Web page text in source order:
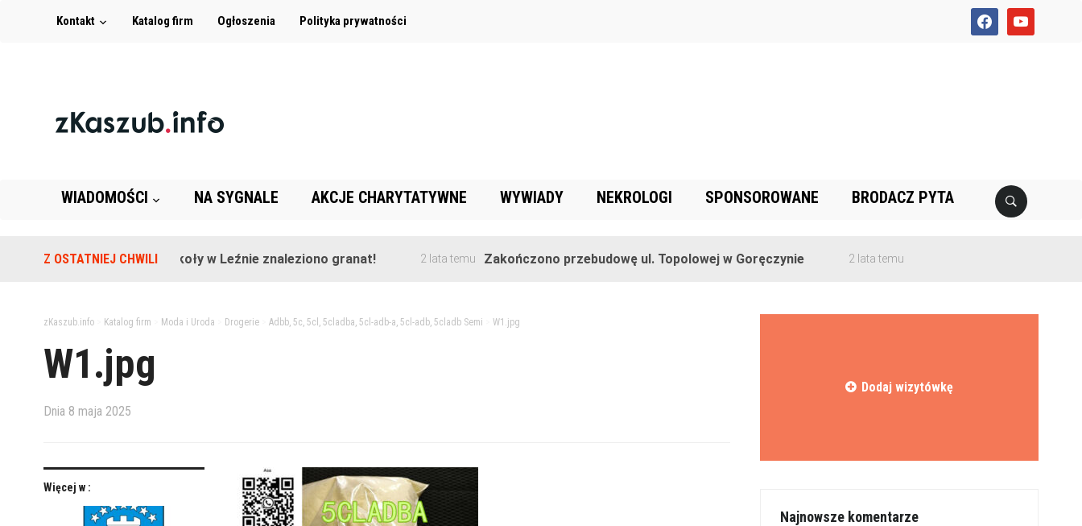
facebookyoutube
Kontakt Katalog firm Ogłoszenia Polityka prywatności
WIADOMOŚCI NA SYGNALE AKCJE CHARYTATYWNE WYWIADY NEKROLOGI SPONSOROWANE BRODACZ PYTA
Z OSTATNIEJ CHWILI
Na terenie szkoły w Leźnie znaleziono granat! 2 lata temu Zakończono przebudowę ul. Topolowej w Goręczynie 2 lata temu
zKaszub.info> Katalog firm Moda i Uroda Drogerie> Adbb, 5c, 5cl, 5cladba, 5cl-adb-a, 5cl-adb, 5cladb Semi W1.jpg
W1.jpg
Dnia 8 maja 2025
Więcej w :
Dodaj wizytówkę
Najnowsze komentarze